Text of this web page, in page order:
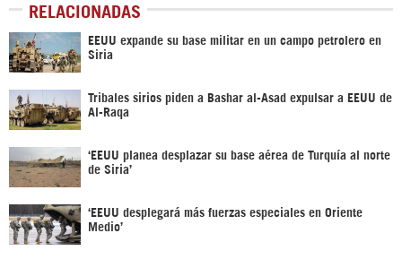
RELACIONADAS
EEUU expande su base militar en un campo petrolero en
Siria
Tribales sirios piden a Bashar al-Asad expulsar a EEUU de
Al-Raqa
‘EEUU planea desplazar su base aérea de Turquía al norte
de Siria’
‘EEUU desplegará más fuerzas especiales en Oriente
Medio’